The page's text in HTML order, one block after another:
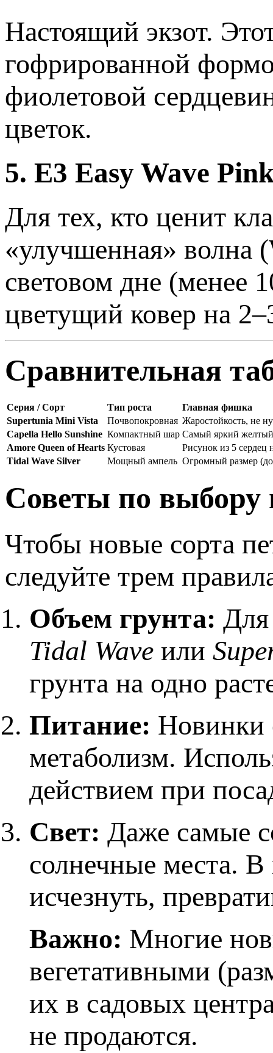
Настоящий экзот.
гофрированной
фиолетовой
цветок.
5. E3 Easy Wave
Для тех, кто ценит
«улучшенная» волна
световом дне (менее
цветущий ковер на
Сравнительная
Серия / Сорт Тип роста
Главная фишка
Supertunia Mini Vista
Почвопокровная Жаростойкость, не
Capella Hello Sunshine Компактный шар Самый яркий желтый
Amore Queen of Hearts Кустовая
Рисунок из 5 сердец
Tidal Wave Silver
Мощный ампель Огромный размер
Советы по выбору
Чтобы новые сорта
следуйте трем
Объем грунта:
Tidal Wave или
грунта на одно
Питание: Новинки
метаболизм.
действием при
Свет: Даже самые
солнечные места.
исчезнуть,
Важно: Многие
вегетативными
их в садовых
не продаются.